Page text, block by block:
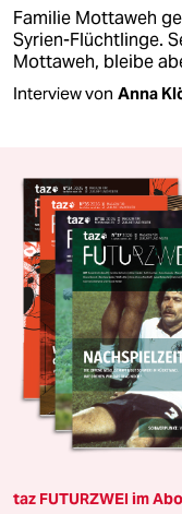
Familie Mottaweh
Syrien-Flüchtlinge.
Mottaweh, bleibe
Interview von Anna
taz FUTURZWEI im